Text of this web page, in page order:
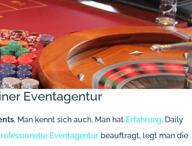
Eventagentur
. Man kennt sich auch. Man hat Erfahrung. Daily
Eventagentur beauftragt, legt man die